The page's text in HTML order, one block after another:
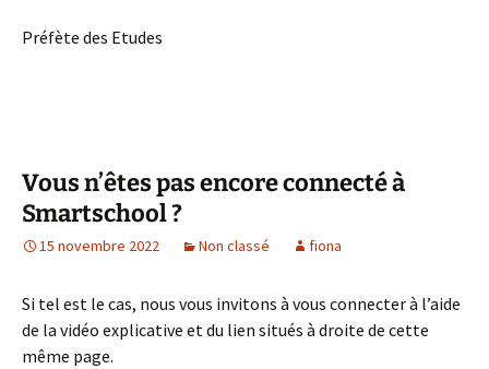
Préfète des Etudes
Vous n’êtes pas encore connecté à
Smartschool ?
15 novembre 2022 Non classé fiona
Si tel est le cas, nous vous invitons à vous connecter à l’aide
de la vidéo explicative et du lien situés à droite de cette
même page.